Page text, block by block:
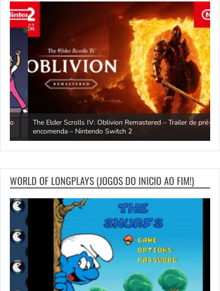
The Elder Scrolls IV: Oblivion Remastered – Trailer de pré-
encomenda – Nintendo Switch 2
WORLD OF LONGPLAYS (JOGOS DO INICIO AO FIM!)